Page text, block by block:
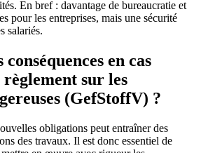
En bref : davantage de bureaucratie et
pour les entreprises, mais une sécurité
salariés.
en cas
sur les
(GefStoffV) ?
obligations peut entraîner des
des travaux. Il est donc essentiel de